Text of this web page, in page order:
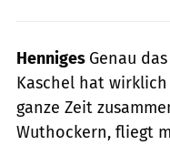
Henniges Genau
Kaschel hat
ganze Zeit
Wuthockern, fliegt